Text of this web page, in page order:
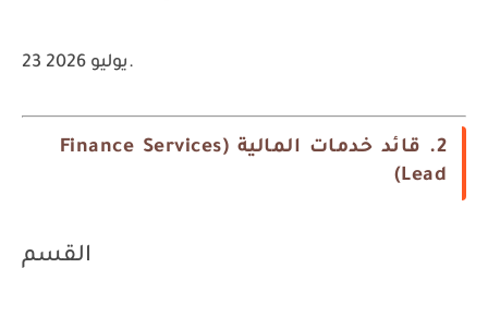
23 يوليو 2026.
2. قائد خدمات المالية (Finance Services
Lead)
القسم